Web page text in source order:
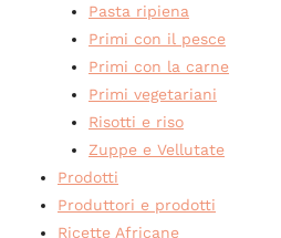
Pasta ripiena
Primi con il pesce
Primi con la carne
Primi vegetariani
Risotti e riso
Zuppe e Vellutate
Prodotti
Produttori e prodotti
Ricette Africane